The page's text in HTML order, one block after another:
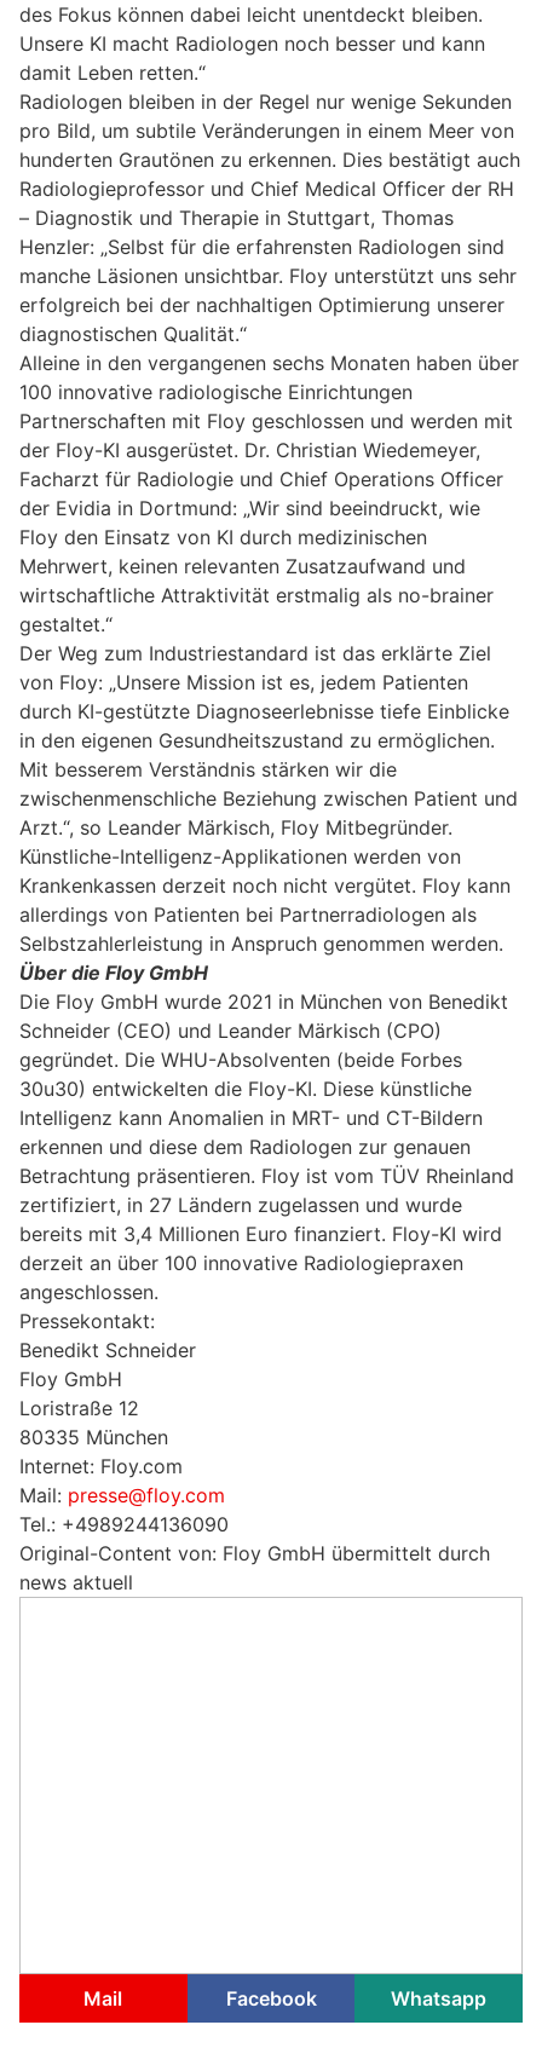
des Fokus können dabei leicht unentdeckt bleiben.
Unsere KI macht Radiologen noch besser und kann
damit Leben retten.“
Radiologen bleiben in der Regel nur wenige Sekunden
pro Bild, um subtile Veränderungen in einem Meer von
hunderten Grautönen zu erkennen. Dies bestätigt auch
Radiologieprofessor und Chief Medical Officer der RH
– Diagnostik und Therapie in Stuttgart, Thomas
Henzler: „Selbst für die erfahrensten Radiologen sind
manche Läsionen unsichtbar. Floy unterstützt uns sehr
erfolgreich bei der nachhaltigen Optimierung unserer
diagnostischen Qualität.“
Alleine in den vergangenen sechs Monaten haben über
100 innovative radiologische Einrichtungen
Partnerschaften mit Floy geschlossen und werden mit
der Floy-KI ausgerüstet. Dr. Christian Wiedemeyer,
Facharzt für Radiologie und Chief Operations Officer
der Evidia in Dortmund: „Wir sind beeindruckt, wie
Floy den Einsatz von KI durch medizinischen
Mehrwert, keinen relevanten Zusatzaufwand und
wirtschaftliche Attraktivität erstmalig als no-brainer
gestaltet.“
Der Weg zum Industriestandard ist das erklärte Ziel
von Floy: „Unsere Mission ist es, jedem Patienten
durch KI-gestützte Diagnoseerlebnisse tiefe Einblicke
in den eigenen Gesundheitszustand zu ermöglichen.
Mit besserem Verständnis stärken wir die
zwischenmenschliche Beziehung zwischen Patient und
Arzt.“, so Leander Märkisch, Floy Mitbegründer.
Künstliche-Intelligenz-Applikationen werden von
Krankenkassen derzeit noch nicht vergütet. Floy kann
allerdings von Patienten bei Partnerradiologen als
Selbstzahlerleistung in Anspruch genommen werden.
Über die Floy GmbH
Die Floy GmbH wurde 2021 in München von Benedikt
Schneider (CEO) und Leander Märkisch (CPO)
gegründet. Die WHU-Absolventen (beide Forbes
30u30) entwickelten die Floy-KI. Diese künstliche
Intelligenz kann Anomalien in MRT- und CT-Bildern
erkennen und diese dem Radiologen zur genauen
Betrachtung präsentieren. Floy ist vom TÜV Rheinland
zertifiziert, in 27 Ländern zugelassen und wurde
bereits mit 3,4 Millionen Euro finanziert. Floy-KI wird
derzeit an über 100 innovative Radiologiepraxen
angeschlossen.
Pressekontakt:
Benedikt Schneider
Floy GmbH
Loristraße 12
80335 München
Internet: Floy.com
Mail: presse@floy.com
Tel.: +4989244136090
Original-Content von: Floy GmbH übermittelt durch
news aktuell
Mail Facebook Whatsapp